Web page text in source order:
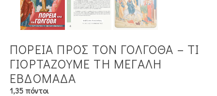
ΠΟΡΕΙΑ ΠΡΟΣ ΤΟΝ ΓΟΛΓΟΘΑ – ΤΙ
ΓΙΟΡΤΆΖΟΥΜΕ ΤΗ ΜΕΓΆΛΗ
ΕΒΔΟΜΆΔΑ
1,35 πόντοι